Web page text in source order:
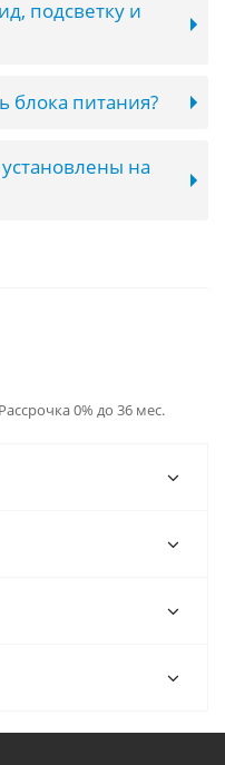
подсветку и
блока питания?
на
Рассрочка 0% до 36 мес.